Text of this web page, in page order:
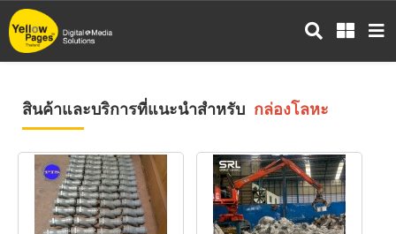
ข้าม
ไป
สินค้าและบริการที่แนะนำสำหรับ กล่องโลหะ